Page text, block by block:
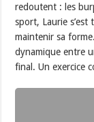
redoutent : les
sport, Laurie
maintenir sa
dynamique entre
final. Un exercice